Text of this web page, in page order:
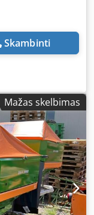
Skambinti
Mažas skelbimas